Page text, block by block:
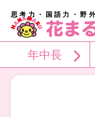
思考力・国語力・野
年中長